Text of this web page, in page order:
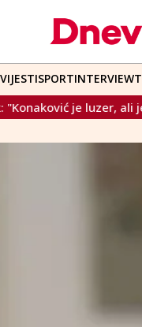
VIJESTISPORTINTERVIEW
koristan idiot koji